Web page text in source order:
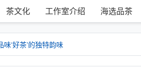
茶文化 工作室介绍 海选品茶
‘好茶’的独特韵味